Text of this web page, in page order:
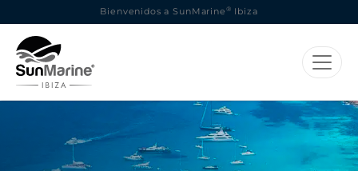
Bienvenidos a SunMarine ® Ibiza